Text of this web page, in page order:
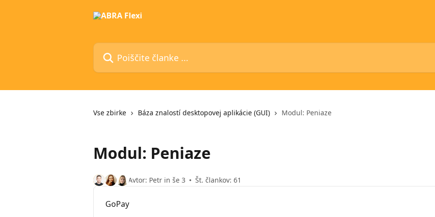
Poiščite članke ...
Vse zbirke Báza znalostí desktopovej aplikácie (GUI) Modul: Peniaze
Modul: Peniaze
Avtor: Petr in še 3 Št. člankov: 61
GoPay